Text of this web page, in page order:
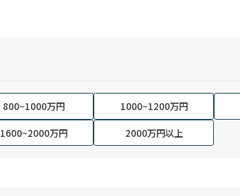
800~1000万円 1000~1200万円
1600~2000万円 2000万円以上